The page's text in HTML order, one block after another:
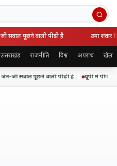
सवाल पूछने वाली पीढ़ी है उमा शंकर
उत्तराखंड राजनीति विश्व अपराध खेल
जेन-जी सवाल पूछने वाली पीढ़ी है यूपी में